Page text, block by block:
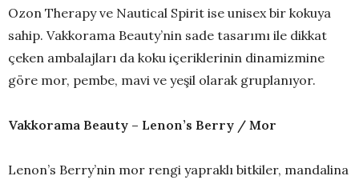
Ozon Therapy ve Nautical Spirit ise unisex bir kokuya
sahip. Vakkorama Beauty’nin sade tasarımı ile dikkat
çeken ambalajları da koku içeriklerinin dinamizmine
göre mor, pembe, mavi ve yeşil olarak gruplanıyor.
Vakkorama Beauty – Lenon’s Berry / Mor
Lenon’s Berry’nin mor rengi yapraklı bitkiler, mandalina